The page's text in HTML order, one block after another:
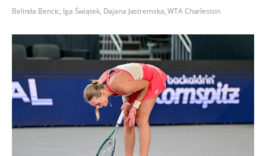
Belinda Bencic, Iga Świątek, Dajana Jastremska,WTA Charleston